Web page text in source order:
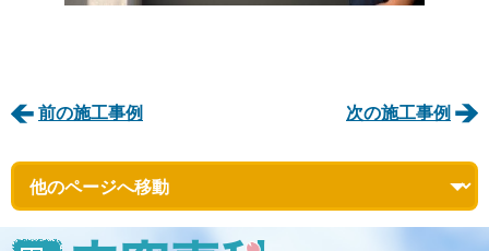
前の施工事例 次の施工事例